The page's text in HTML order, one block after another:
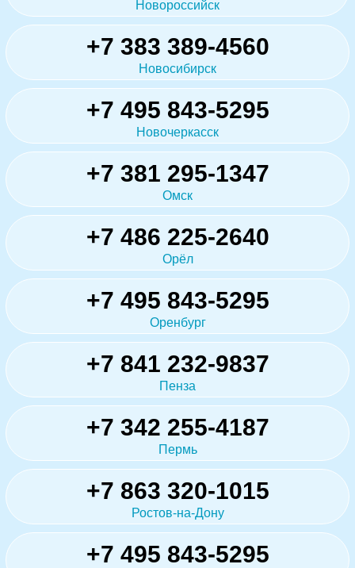
Новороссийск
+7 383 389-4560
Новосибирск
+7 495 843-5295
Новочеркасск
+7 381 295-1347
Омск
+7 486 225-2640
Орёл
+7 495 843-5295
Оренбург
+7 841 232-9837
Пенза
+7 342 255-4187
Пермь
+7 863 320-1015
Ростов-на-Дону
+7 495 843-5295